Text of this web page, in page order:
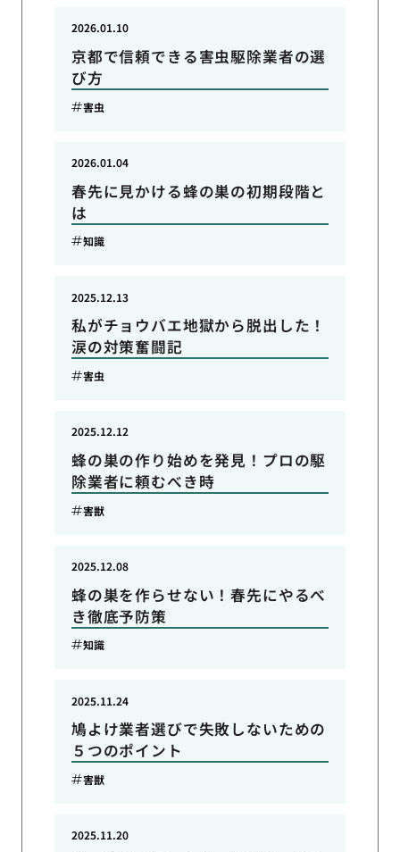
京都で信頼できる害虫駆除業者の選
び方
2026.01.10
害虫
春先に見かける蜂の巣の初期段階と
は
2026.01.04
知識
私がチョウバエ地獄から脱出した！
涙の対策奮闘記
2025.12.13
害虫
蜂の巣の作り始めを発見！プロの駆
除業者に頼むべき時
2025.12.12
害獣
蜂の巣を作らせない！春先にやるべ
き徹底予防策
2025.12.08
知識
鳩よけ業者選びで失敗しないための
５つのポイント
2025.11.24
害獣
2025.11.20